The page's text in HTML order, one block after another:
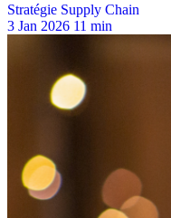
Stratégie Supply Chain
3 Jan 2026 11 min